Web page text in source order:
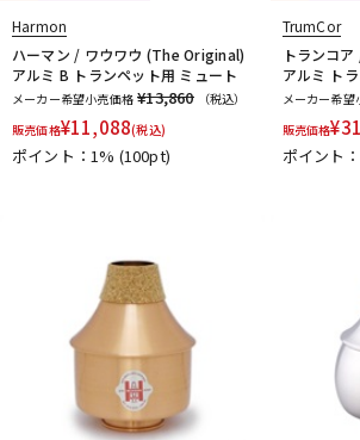
中古
FAXX
Feadog FIBRACELL
GALAX
Galeon GARD BAGS Getzen
GL CASES
GLOBAL Gonzalez Gottsu
GREG BLACK
H.D.A
Harry
HERCULES
Hetman HORITA
JUPITER
KGU brass
Kikutani
LASKEY Lebayle
Lily's tone
LOTUS
Marcinkiewicz
Marmaduke
Harmon
ハーマン / ワウワウ (The Original)
アルミ B トランペット用 ミュート
メーカー希望小売価格 ¥13,860
（税込）
販売価格¥11,088(税込)
ポイント：1% (100pt)
TrumCor
トランコ
アルミ ト
メーカー希望
販売価格¥
ポイント